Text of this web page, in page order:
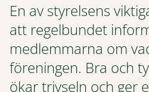
En av styrelsens
att regelbundet
medlemmarna om
föreningen. Bra och
ökar trivseln och ger